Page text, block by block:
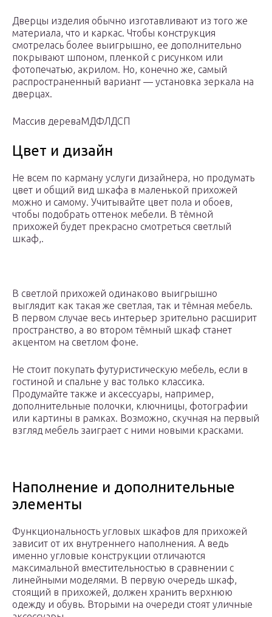
Дверцы изделия обычно изготавливают из того же
материала, что и каркас. Чтобы конструкция
смотрелась более выигрышно, ее дополнительно
покрывают шпоном, пленкой с рисунком или
фотопечатью, акрилом. Но, конечно же, самый
распространенный вариант — установка зеркала на
дверцах.
Массив дереваМДФЛДСП
Цвет и дизайн
Не всем по карману услуги дизайнера, но продумать
цвет и общий вид шкафа в маленькой прихожей
можно и самому. Учитывайте цвет пола и обоев,
чтобы подобрать оттенок мебели. В тёмной
прихожей будет прекрасно смотреться светлый
шкаф,.
В светлой прихожей одинаково выигрышно
выглядит как такая же светлая, так и тёмная мебель.
В первом случае весь интерьер зрительно расширит
пространство, а во втором тёмный шкаф станет
акцентом на светлом фоне.
Не стоит покупать футуристическую мебель, если в
гостиной и спальне у вас только классика.
Продумайте также и аксессуары, например,
дополнительные полочки, ключницы, фотографии
или картины в рамках. Возможно, скучная на первый
взгляд мебель заиграет с ними новыми красками.
Наполнение и дополнительные
элементы
Функциональность угловых шкафов для прихожей
зависит от их внутреннего наполнения. А ведь
именно угловые конструкции отличаются
максимальной вместительностью в сравнении с
линейными моделями. В первую очередь шкаф,
стоящий в прихожей, должен хранить верхнюю
одежду и обувь. Вторыми на очереди стоят уличные